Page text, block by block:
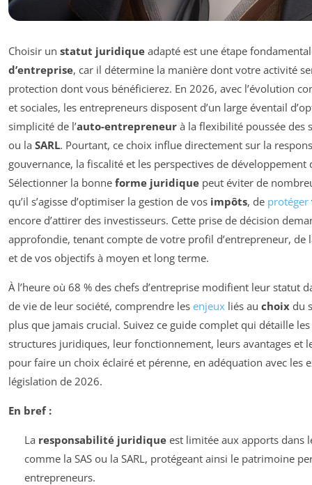
Choisir un statut juridique adapté est une étape
d’entreprise, car il détermine la manière dont votre activité
protection dont vous bénéficierez. En 2026, avec l’évolution
et sociales, les entrepreneurs disposent d’un large éventail
simplicité de l’auto-entrepreneur à la flexibilité poussée des
ou la SARL. Pourtant, ce choix influe directement sur la
gouvernance, la fiscalité et les perspectives de
Sélectionner la bonne forme juridique peut éviter de
qu’il s’agisse d’optimiser la gestion de vos impôts, de protéger
encore d’attirer des investisseurs. Cette prise de décision
approfondie, tenant compte de votre profil d’entrepreneur, de
et de vos objectifs à moyen et long terme.
À l’heure où 68 % des chefs d’entreprise modifient leur statut
de vie de leur société, comprendre les enjeux liés au choix du
plus que jamais crucial. Suivez ce guide complet qui détaille
structures juridiques, leur fonctionnement, leurs avantages et
pour faire un choix éclairé et pérenne, en adéquation avec les
législation de 2026.
En bref :
La responsabilité juridiqueest limitée aux apports dans
comme la SAS ou la SARL, protégeant ainsi le patrimoine
entrepreneurs.